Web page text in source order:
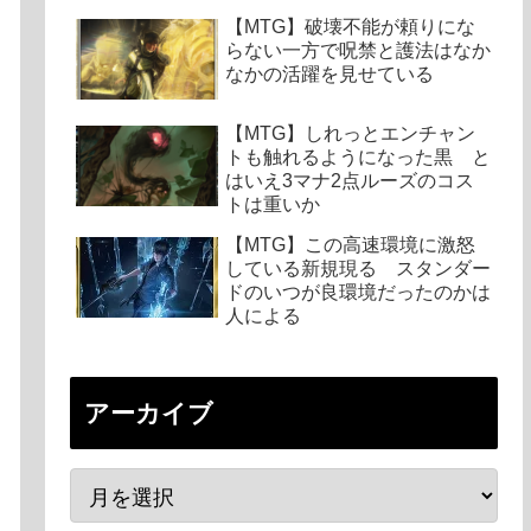
【MTG】破壊不能が頼りにな
らない一方で呪禁と護法はなか
なかの活躍を見せている
【MTG】しれっとエンチャン
トも触れるようになった黒 と
はいえ3マナ2点ルーズのコス
トは重いか
【MTG】この高速環境に激怒
している新規現る スタンダー
ドのいつが良環境だったのかは
人による
アーカイブ